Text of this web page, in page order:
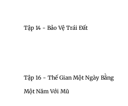
Tập 14 - Bảo Vệ Trái Đất
Tập 16 - Thế Gian Một Ngày Bằng
Một Năm Với Mũ